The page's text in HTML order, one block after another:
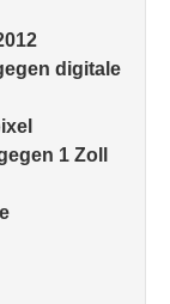
digitale
1 Zoll